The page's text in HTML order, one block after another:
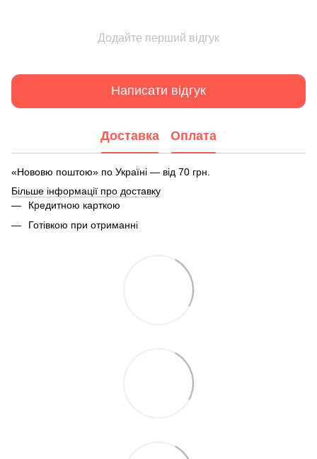
Додайте перший відгук
Написати відгук
Доставка Оплата
«Нововю поштою» по Україні — від 70 грн.
Більше інформації про доставку
Кредитною карткою
Готівкою при отриманні